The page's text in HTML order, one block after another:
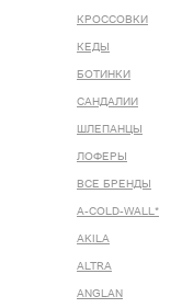
КРОССОВКИ
КЕДЫ
БОТИНКИ
САНДАЛИИ
ШЛЕПАНЦЫ
ЛОФЕРЫ
ВСЕ БРЕНДЫ
A-COLD-WALL*
AKILA
ALTRA
ANGLAN